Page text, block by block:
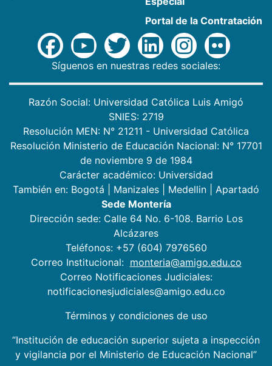
Portal de la Contratación
Síguenos en nuestras redes sociales:
Razón Social: Universidad Católica Luis Amigó
SNIES: 2719
Resolución MEN: N° 21211 - Universidad Católica
Resolución Ministerio de Educación Nacional: N° 17701
de noviembre 9 de 1984
Carácter académico: Universidad
También en: Bogotá Manizales Medellin
Apartadó
Sede Montería
Dirección sede: Calle 64 No. 6-108. Barrio Los
Alcázares
Teléfonos: +57 (604) 7976560
Correo Institucional: monteria@amigo.edu.co
Correo Notificaciones Judiciales:
notificacionesjudiciales@amigo.edu.co
Términos y condiciones de uso
“Institución de educación superior sujeta a inspección
y vigilancia por el Ministerio de Educación Nacional”